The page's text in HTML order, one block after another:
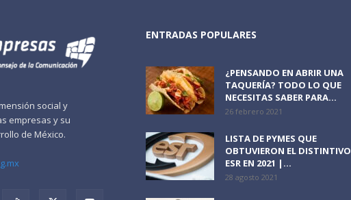
social y
empresas y su
de México.
ENTRADAS POPULARES
¿PENSANDO EN ABRIR UNA
TAQUERÍA? TODO LO QUE
NECESITAS SABER PARA...
26 febrero 2021
LISTA DE PYMES QUE
OBTUVIERON EL DISTINTIVO
ESR EN 2021 |...
28 agosto 2021